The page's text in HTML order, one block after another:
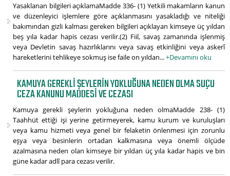
Yasaklanan bilgileri açıklamaMadde 336- (1) Yetkili makamların kanun
ve düzenleyici işlemlere göre açıklanmasını yasakladığı ve niteliği
bakımından gizli kalması gereken bilgileri açıklayan kimseye üç yıldan
beş yıla kadar hapis cezası verilir.(2) Fiil, savaş zamanında işlenmiş
veya Devletin savaş hazırlıklarını veya savaş etkinliğini veya askerî
hareketlerini tehlikeye sokmuş ise faile on yıldan...+Devamını oku
KAMUYA GEREKLI ŞEYLERIN YOKLUĞUNA NEDEN OLMA SUÇU
CEZA KANUNU MADDESI VE CEZASI
Kamuya gerekli şeylerin yokluğuna neden olmaMadde 238- (1)
Taahhüt ettiği işi yerine getirmeyerek, kamu kurum ve kuruluşları
veya kamu hizmeti veya genel bir felaketin önlenmesi için zorunlu
eşya veya besinlerin ortadan kalkmasına veya önemli ölçüde
azalmasına neden olan kimseye bir yıldan üç yıla kadar hapis ve bin
güne kadar adlî para cezası verilir.